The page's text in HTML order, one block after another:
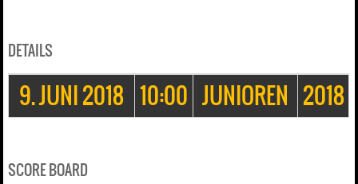
DETAILS
9. JUNI 2018 10:00 JUNIOREN 2018
SCORE BOARD